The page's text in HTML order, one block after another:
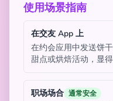
使用场景指南
在交友 App 上
在约会应用中发送饼
甜点或烘焙活动，显得
职场场合 通常安全